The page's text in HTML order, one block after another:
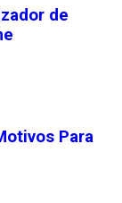
de
Para